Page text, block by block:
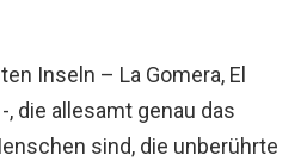
Inseln – La Gomera, El
, die allesamt genau das
sind, die unberührte